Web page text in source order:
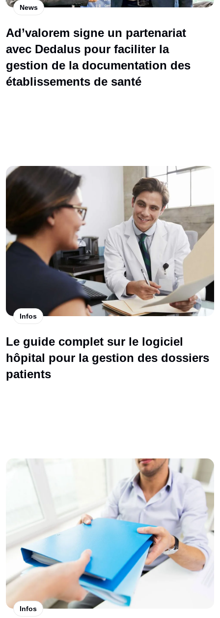
News
Ad’valorem signe un partenariat
avec Dedalus pour faciliter la
gestion de la documentation des
établissements de santé
Infos
Le guide complet sur le logiciel
hôpital pour la gestion des dossiers
patients
Infos